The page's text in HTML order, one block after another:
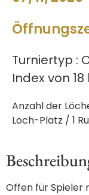
Turniertyp :
Index von 18
Anzahl der
Loch-Platz / 1
Offen für Spieler